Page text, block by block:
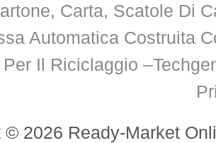
Carta, Scatole Di
Automatica Costruita
Il Riciclaggio
© 2026 Ready-Market